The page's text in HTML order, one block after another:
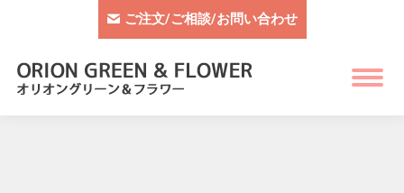
ご注文/ご相談/お問い合わせ